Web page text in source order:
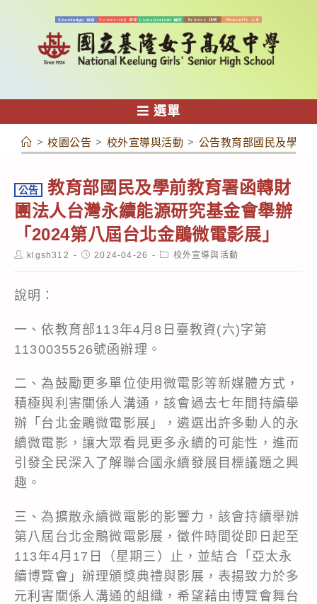
容
選單
> 校園公告 > 校外宣導與活動 > 公告教育部國民及學前
公告
教育部國民及學前教育署函轉財
團法人台灣永續能源研究基金會舉辦
「2024第八屆台北金鵰微電影展」
Postklgsh312
Post2024-04-26
Post校外宣導與活動
說明：
一、依教育部113年4月8日臺教資(六)字第
1130035526號函辦理。
二、為鼓勵更多單位使用微電影等新媒體方式，
積極與利害關係人溝通，該會過去七年間持續舉
辦「台北金鵰微電影展」，遴選出許多動人的永
續微電影，讓大眾看見更多永續的可能性，進而
引發全民深入了解聯合國永續發展目標議題之興
趣。
三、為擴散永續微電影的影響力，該會持續舉辦
第八屆台北金鵰微電影展，徵件時間從即日起至
113年4月17日（星期三）止，並結合「亞太永
續博覽會」辦理頒獎典禮與影展，表揚致力於多
元利害關係人溝通的組織，希望藉由博覽會舞台